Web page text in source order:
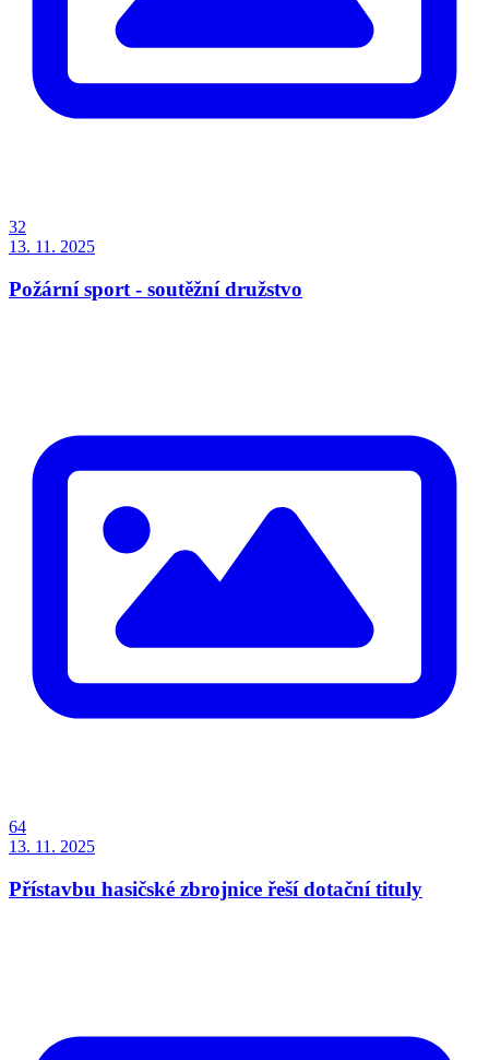
32
13. 11. 2025
Požární sport - soutěžní družstvo
64
13. 11. 2025
Přístavbu hasičské zbrojnice řeší dotační tituly